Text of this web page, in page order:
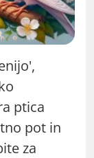
ptica
pot in
za